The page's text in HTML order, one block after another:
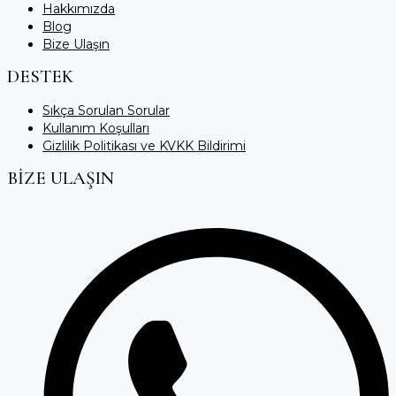
Hakkımızda
Blog
Bize Ulaşın
DESTEK
Sıkça Sorulan Sorular
Kullanım Koşulları
Gizlilik Politikası ve KVKK Bildirimi
BİZE ULAŞIN